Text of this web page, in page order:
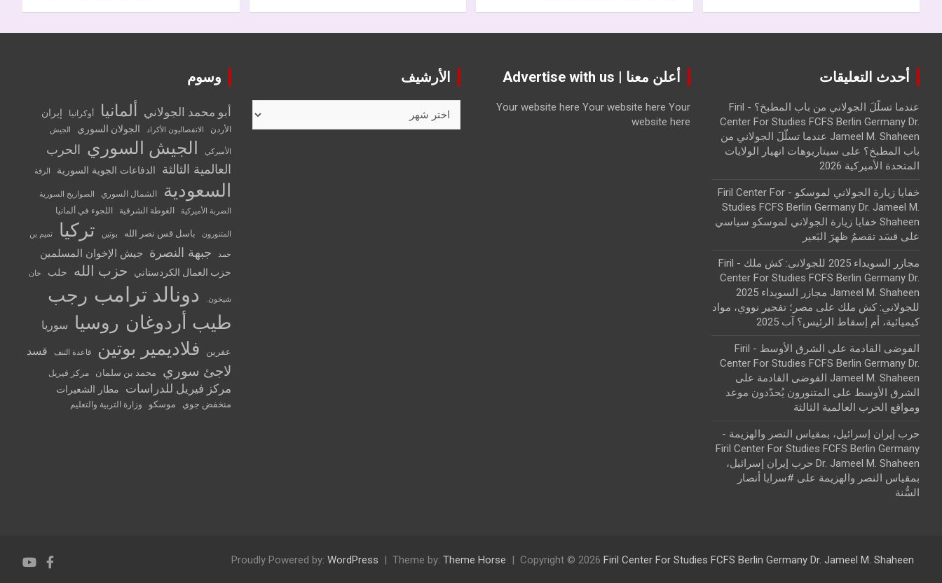
أحدث التعليقات
عندما تسلّلَ الجولاني من باب المطبخ؟ - Firil
Center For Studies FCFS Berlin Germany Dr.
Jameel M. Shaheen عندما تسلّلَ الجولاني من
باب المطبخ؟ على سيناريوهات انهيار الولايات
المتحدة الأميركية 2026
خفايا زيارة الجولاني لموسكو - Firil Center For
Studies FCFS Berlin Germany Dr. Jameel M.
Shaheen خفايا زيارة الجولاني لموسكو سياسي
على قسَد تقصمُ ظهرَ البَعير
مجازر السويداء 2025 للجولاني: كش ملك - Firil
Center For Studies FCFS Berlin Germany Dr.
Jameel M. Shaheen مجازر السويداء 2025
للجولاني: كش ملك على مصر؛ تفجير نووي، مواد
كيميائية، أم إسقاط الرئيس؟ آب 2025
الفوضى القادمة على الشرق الأوسط - Firil
Center For Studies FCFS Berlin Germany Dr.
Jameel M. Shaheen الفوضى القادمة على
الشرق الأوسط على المتنورون يُحدّدون موعد
ومواقع الحرب العالمية الثالثة
حرب إيران إسرائيل، بمقياس النصر والهزيمة -
Firil Center For Studies FCFS Berlin Germany
Dr. Jameel M. Shaheen حرب إيران إسرائيل،
بمقياس النصر والهزيمة على #سرايا أنصار
السُّنة
أعلن معنا | Advertise with us
Your website here Your website here Your
website here
الأرشيف وسوم
أبو محمد الجولاني ألمانيا أوكرانيا إيران
الأردن الانفصاليون الأكراد الجولان السوري الجيش
الأميركي الجيش السوري الحرب
العالمية الثالثة
الدفاعات الجوية السورية الرقة
السعودية الشمال السوري
الصواريخ السورية
الضربة الأميركية
الغوطة الشرقية اللجوء في ألمانيا
المتنورون باسل قس نصر الله بوتين تركيا تميم بن
حمد جبهة النصرة جيش الإخوان المسلمين
حزب العمال الكردستاني حزب الله حلب خان
شيخون. دونالد ترامب رجب
طيب أردوغان روسيا سوريا
عفرين فلاديمير بوتين قاعدة التنف قسد
لاجئ سوري محمد بن سلمان مركز فيريل
مركز فيريل للدراسات مطار الشعيرات
منخفض جوي موسكو وزارة التربية والتعليم
Copyright © 2026 Firil Center For Studies FCFS Berlin Germany Dr. Jameel M. Shaheen
Theme by: Theme Horse
Proudly Powered by: WordPress